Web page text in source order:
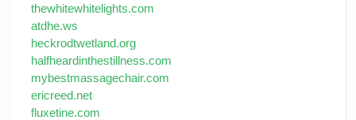
thewhitewhitelights.com
atdhe.ws
heckrodtwetland.org
halfheardinthestillness.com
mybestmassagechair.com
ericreed.net
fluxetine.com